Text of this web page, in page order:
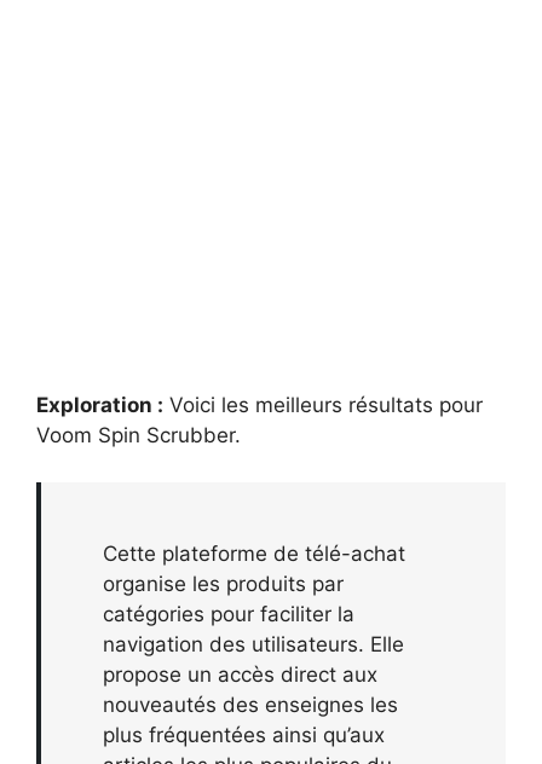
Exploration : Voici les meilleurs résultats pour
Voom Spin Scrubber.
Cette plateforme de télé-achat
organise les produits par
catégories pour faciliter la
navigation des utilisateurs. Elle
propose un accès direct aux
nouveautés des enseignes les
plus fréquentées ainsi qu’aux